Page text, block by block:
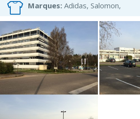
Marques: Adidas, Salomon,